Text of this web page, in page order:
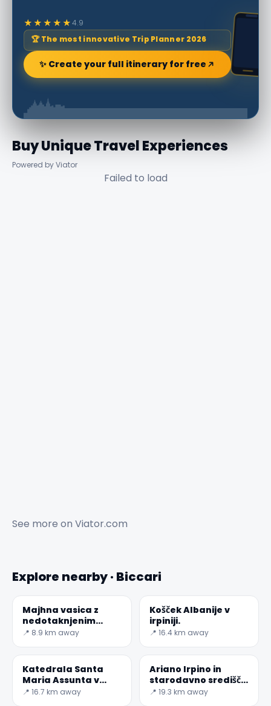
★★★★★4.9
🏆 The most innovative Trip Planner 2026
✨ Create your full itinerary for free
Buy Unique Travel Experiences
Powered by Viator
Failed to load
See more on Viator.com
Explore nearby · Biccari
Majhna vasica z
nedotaknjenim
srednjeveškim
📍 8.9 km away
Košček Albanije v
irpiniji.
📍 16.4 km away
Katedrala Santa
Maria Assunta v
Luceri
📍 16.7 km away
Ariano Irpino in
starodavno središče
Aequum Tuticum
📍 19.3 km away